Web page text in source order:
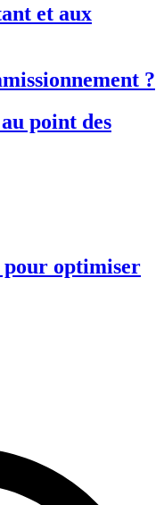
et aux
?
point des
pour optimiser